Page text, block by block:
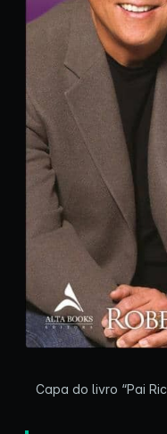
Capa do livro “Pai